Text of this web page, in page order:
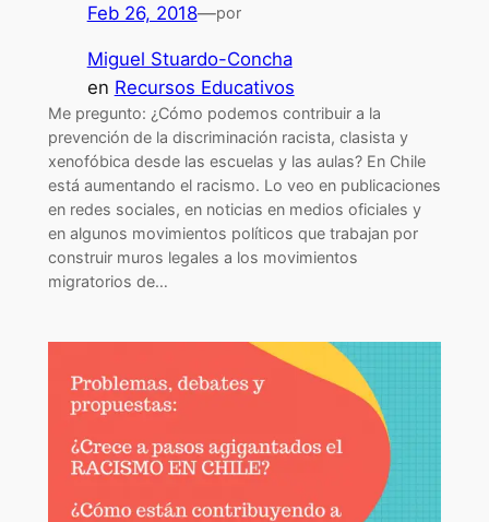
Feb 26, 2018—por
Miguel Stuardo-Concha
en Recursos Educativos
Me pregunto: ¿Cómo podemos contribuir a la
prevención de la discriminación racista, clasista y
xenofóbica desde las escuelas y las aulas? En Chile
está aumentando el racismo. Lo veo en publicaciones
en redes sociales, en noticias en medios oficiales y
en algunos movimientos políticos que trabajan por
construir muros legales a los movimientos
migratorios de…